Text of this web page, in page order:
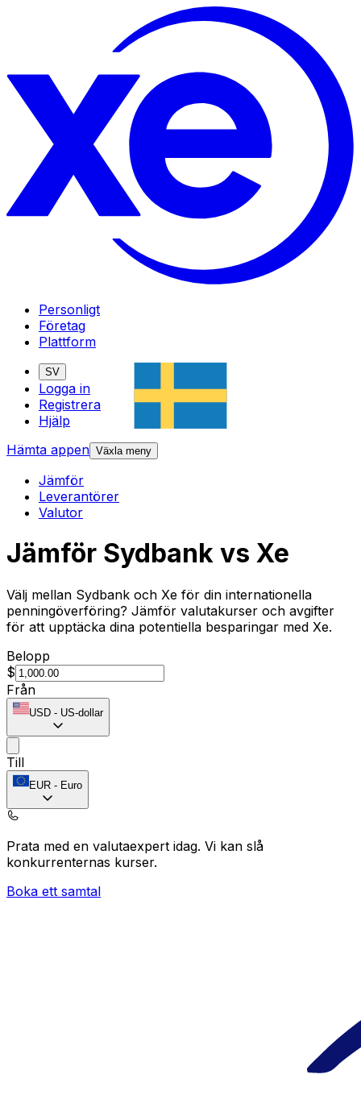
Personligt
Företag
Plattform
SV
Logga in
Registrera
Hjälp
Hämta appen Växla meny
Jämför
Leverantörer
Valutor
Jämför Sydbank vs Xe
Välj mellan Sydbank och Xe för din internationella
penningöverföring? Jämför valutakurser och avgifter
för att upptäcka dina potentiella besparingar med Xe.
Belopp
$
Från
USD - US-dollar
Till
EUR - Euro
Prata med en valutaexpert idag. Vi kan slå
konkurrenternas kurser.
Boka ett samtal